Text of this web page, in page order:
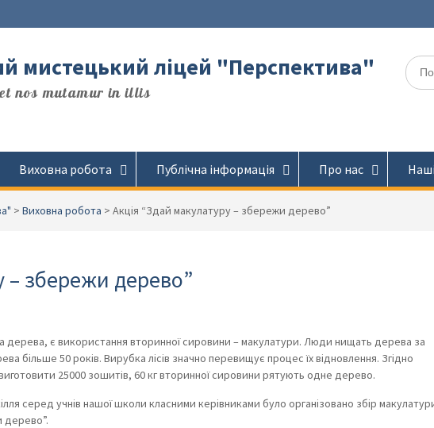
мистецький ліцей "Перспектива"
nos mutamur in illis
Виховна робота Публічна інформація Про нас
> Виховна робота > Акція “Здай макулатуру – збережи дерево”
– збережи дерево”
дерева, є використання вторинної сировини – макулатури. Люди нищать дерева за
більше 50 років. Вирубка лісів значно перевищує процес їх відновлення. Згідно
25000 зошитів, 60 кг вторинної сировини рятують одне дерево.
серед учнів нашої школи класними керівниками було організовано збір
дерево”.